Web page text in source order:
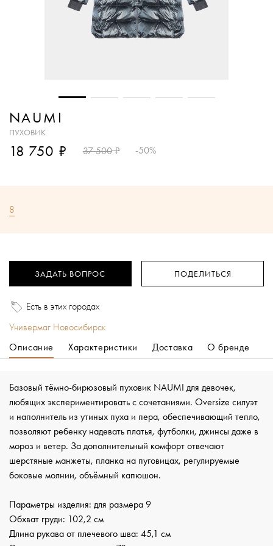
NAUMI
ПУХОВИК
18 750 ₽ 37 500₽ -50%
8
ЗАДАТЬ ВОПРОС ПОДЕЛИТЬСЯ
Есть в этих городах
Универмаг Новосибирск
Описание
Характеристики Доставка О бренде
Базовый тёмно-бирюзовый пуховик NAUMI для девочек,
любящих экспериментировать с сочетаниями. Oversize силуэт
и наполнитель из утиных пуха и пера, обеспечивающий тепло,
позволяют ребенку надевать платья, футболки, джинсы даже в
мороз и ветер. За дополнительный комфорт отвечают
шерстяные манжеты, планка на пуговицах, регулируемые
боковые молнии, объёмный капюшон.
Параметры изделия: для размера 9
Обхват груди: 102,2 см
Длина рукава от плечевого шва: 45,1 см